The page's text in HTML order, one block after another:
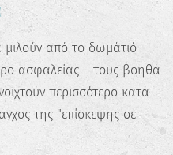
μιλούν από το δωμάτιό
ασφαλείας – τους βοηθά
περισσότερο κατά
της "επίσκεψης σε